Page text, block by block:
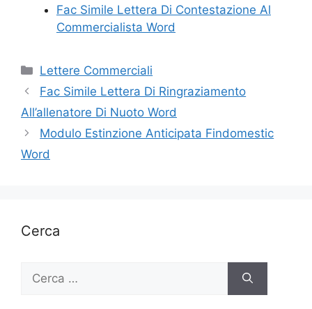
Fac Simile Lettera Di Contestazione Al
Commercialista Word
Categorie
Lettere Commerciali
Fac Simile Lettera Di Ringraziamento
All’allenatore Di Nuoto Word
Modulo Estinzione Anticipata Findomestic
Word
Cerca
per: